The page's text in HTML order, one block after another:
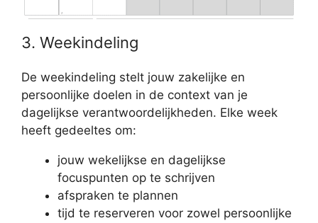
3. Weekindeling
De weekindeling stelt jouw zakelijke en
persoonlijke doelen in de context van je
dagelijkse verantwoordelijkheden. Elke week
heeft gedeeltes om:
jouw wekelijkse en dagelijkse
focuspunten op te schrijven
afspraken te plannen
tijd te reserveren voor zowel persoonlijke